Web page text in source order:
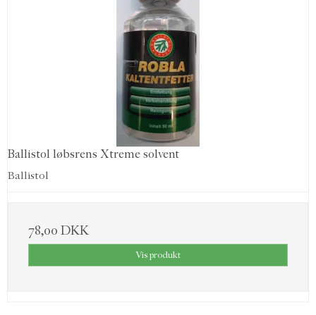
Ballistol løbsrens Xtreme solvent
Ballistol
78,00 DKK
Vis produkt